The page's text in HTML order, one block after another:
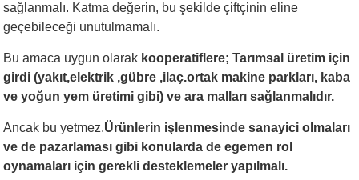
sağlanmalı. Katma değerin, bu şekilde çiftçinin eline
geçebileceği unutulmamalı.
Bu amaca uygun olarak kooperatiflere; Tarımsal üretim için
girdi (yakıt,elektrik ,gübre ,ilaç.ortak makine parkları, kaba
ve yoğun yem üretimi gibi) ve ara malları sağlanmalıdır.
Ancak bu yetmez.Ürünlerin işlenmesinde sanayici olmaları
ve de pazarlaması gibi konularda de egemen rol
oynamaları için gerekli desteklemeler yapılmalı.